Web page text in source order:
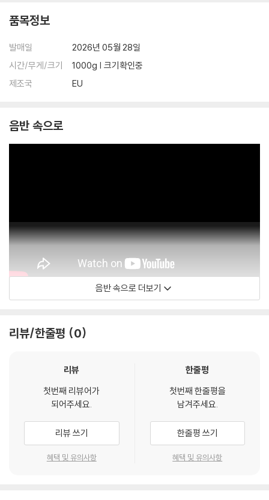
품목정보
발매일
2026년 05월 28일
시간/무게/크기
1000g | 크기확인중
제조국
EU
음반 속으로
음반 속으로 더보기
리뷰/한줄평 0
리뷰
첫번째 리뷰어가
되어주세요.
리뷰 쓰기
혜택 및 유의사항
한줄평
첫번째 한줄평을
남겨주세요.
한줄평 쓰기
혜택 및 유의사항